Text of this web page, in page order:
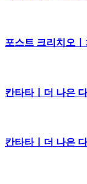
포스트 크리치오
칸타타ㅣ더 나은
칸타타ㅣ더 나은